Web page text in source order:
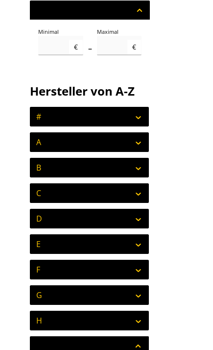
Minimal
€ –
Maximal
€
Hersteller von A-Z
#
A
B
C
D
E
F
G
H